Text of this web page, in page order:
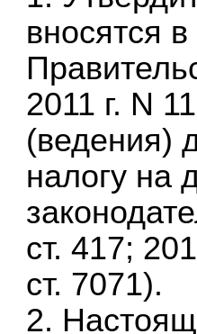
вносятся
2011 г. N
(ведения)
налогу на
ст. 417;
ст. 7071).
2.